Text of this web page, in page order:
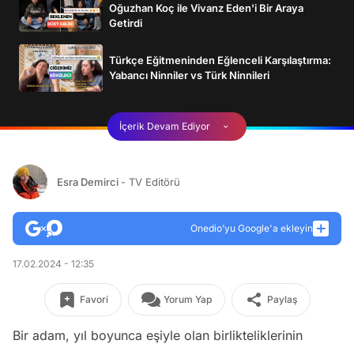
Oğuzhan Koç ile Vivanz Eden'i Bir Araya
Getirdi
Türkçe Eğitmeninden Eğlenceli Karşılaştırma:
Yabancı Ninniler vs Türk Ninnileri
İçerik Devam Ediyor
Esra Demirci - TV Editörü
Onedio’yu Google'a ekleyin
17.02.2024 - 12:35
Favori Yorum Yap Paylaş
Bir adam, yıl boyunca eşiyle olan birlikteliklerinin